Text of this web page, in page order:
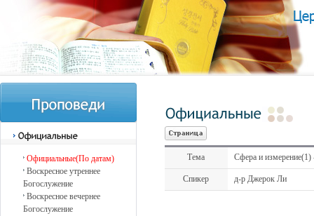
Официальные(По датам)
Воскресное утреннее
Богослужение
Воскресное вечернее
Богослужение
Тема Сфера и
Спикер д-р Джерок Ли